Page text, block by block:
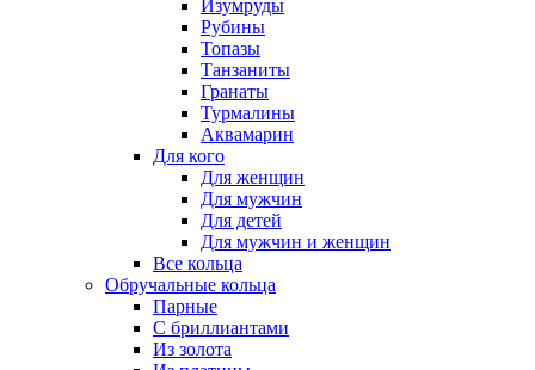
Изумруды
Рубины
Топазы
Танзаниты
Гранаты
Турмалины
Аквамарин
Для кого
Для женщин
Для мужчин
Для детей
Для мужчин и женщин
Все кольца
Обручальные кольца
Парные
С бриллиантами
Из золота